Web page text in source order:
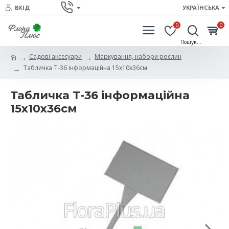
ВХІД УКРАЇНСЬКА
0 0
Садові аксесуари
Маркування, набори рослин
Табличка Т-36 інформаційна 15х10х36см
Табличка Т-36 інформаційна
15х10х36см